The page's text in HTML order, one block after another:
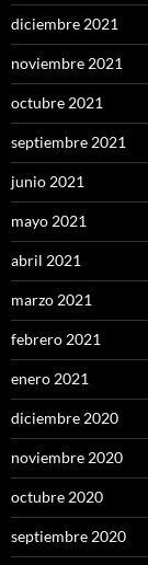
diciembre 2021
noviembre 2021
octubre 2021
septiembre 2021
junio 2021
mayo 2021
abril 2021
marzo 2021
febrero 2021
enero 2021
diciembre 2020
noviembre 2020
octubre 2020
septiembre 2020